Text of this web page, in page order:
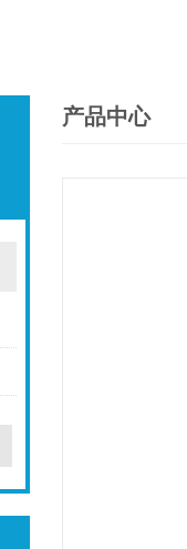
产品中心